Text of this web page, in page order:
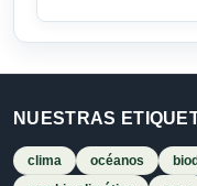
NUESTRAS
clima océanos